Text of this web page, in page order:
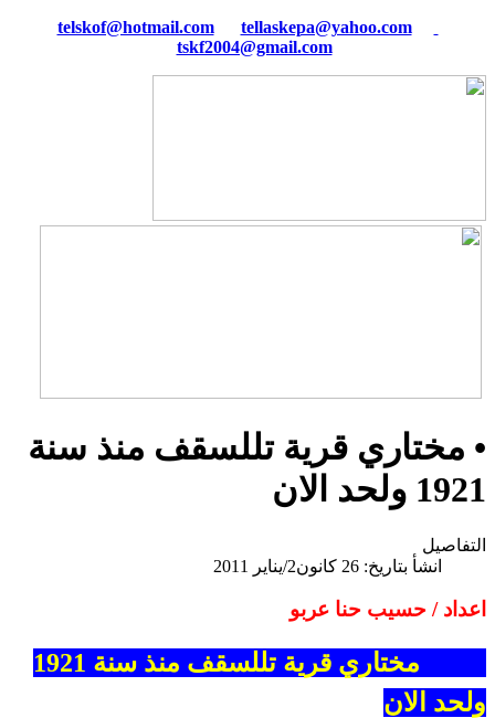
tellaskepa@yahoo.com
tskf2004@gmail.com
• مختاري قرية تللسقف منذ سنة
1921 ولحد الان
التفاصيل
انشأ بتاريخ: 26 كانون2/يناير 2011
اعداد / حسيب حنا عربو
مختاري قرية تللسقف منذ سنة 1921
ولحد الان